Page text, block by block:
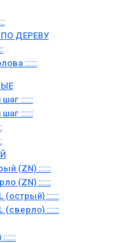
ДЕРЕВУ
::::::
::::::
::::::
(ZN) ::::::
(ZN) ::::::
(острый) ::::::
(сверло) ::::::